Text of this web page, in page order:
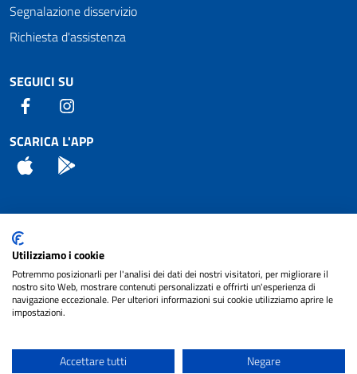
Segnalazione disservizio
Richiesta d'assistenza
SEGUICI SU
Facebook
SCARICA L'APP
App Store
Attuazione Misure PNRR
Piano di miglioramento del sito
Note legali
cura diNET SMART
Utilizziamo i cookie
Potremmo posizionarli per l'analisi dei dati dei nostri visitatori, per migliorare il
nostro sito Web, mostrare contenuti personalizzati e offrirti un'esperienza di
navigazione eccezionale. Per ulteriori informazioni sui cookie utilizziamo aprire le
impostazioni.
Accettare tutti Negare